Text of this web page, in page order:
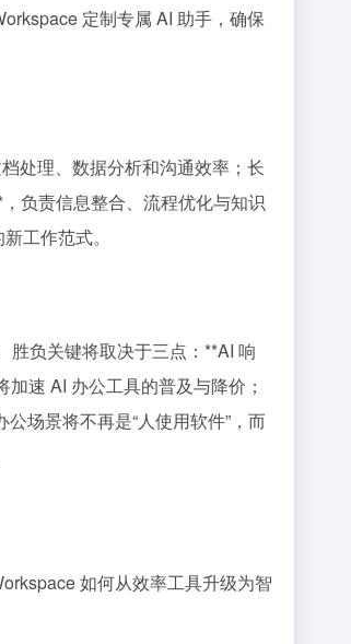
定制专属 AI 助手，确保
处理、数据分析和沟通效率；长
负责信息整合、流程优化与知识
工作范式。
胜负关键将取决于三点：**AI 响
速 AI 办公工具的普及与降价；
场景将不再是“人使用软件”，而
如何从效率工具升级为智